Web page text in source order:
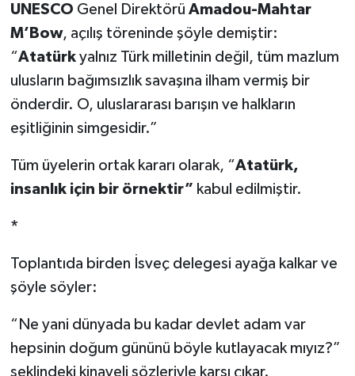
UNESCO Genel Direktörü Amadou-Mahtar
M’Bow, açılış töreninde şöyle demiştir:
“Atatürkyalnız Türk milletinin değil, tüm mazlum
ulusların bağımsızlık savaşına ilham vermiş bir
önderdir. O, uluslararası barışın ve halkların
eşitliğinin simgesidir.”
Tüm üyelerin ortak kararı olarak, “Atatürk,
insanlık için bir örnektir” kabul edilmiştir.
*
Toplantıda birden İsveç delegesi ayağa kalkar ve
şöyle söyler:
“Ne yani dünyada bu kadar devlet adam var
hepsinin doğum gününü böyle kutlayacak mıyız?”
şeklindeki kinayeli sözleriyle karşı çıkar.